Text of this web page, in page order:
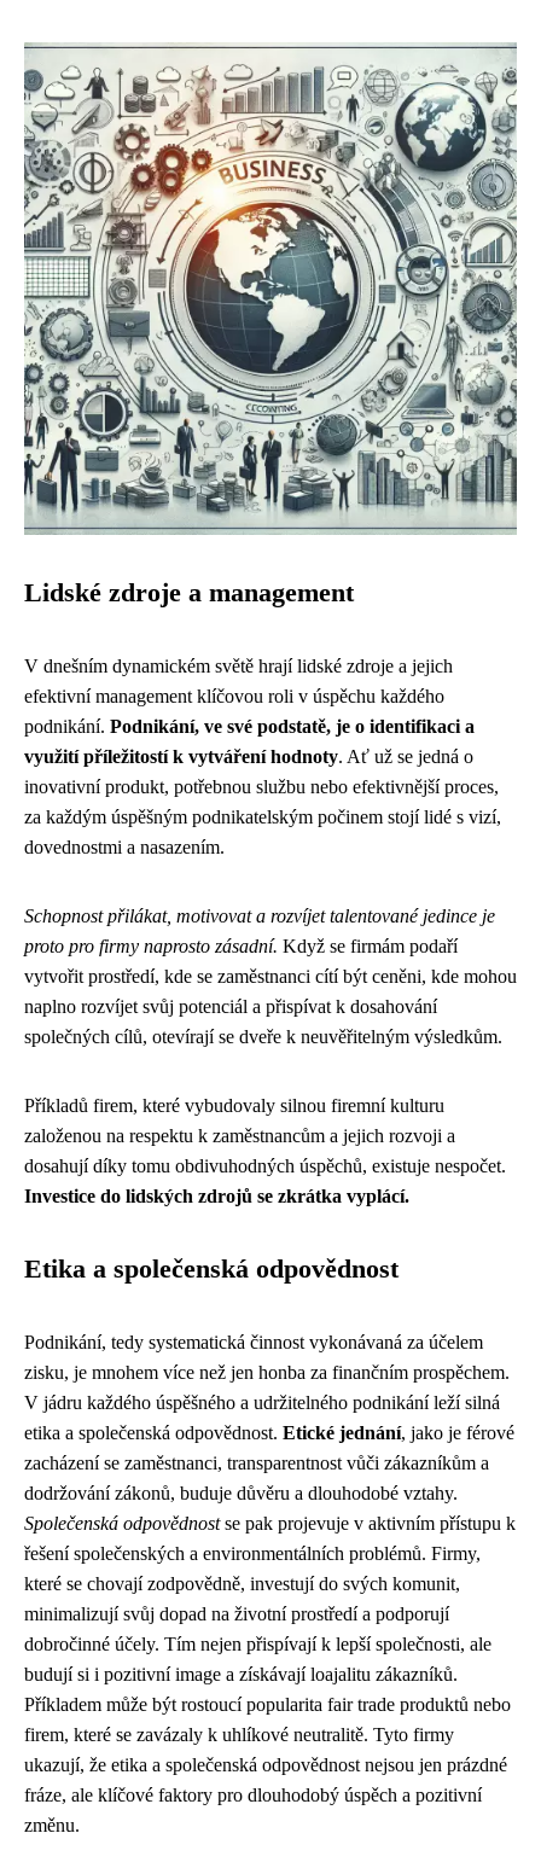
Lidské zdroje a management
V dnešním dynamickém světě hrají lidské zdroje a jejich
efektivní management klíčovou roli v úspěchu každého
podnikání. Podnikání, ve své podstatě, je o identifikaci a
využití příležitostí k vytváření hodnoty. Ať už se jedná o
inovativní produkt, potřebnou službu nebo efektivnější proces,
za každým úspěšným podnikatelským počinem stojí lidé s vizí,
dovednostmi a nasazením.
Schopnost přilákat, motivovat a rozvíjet talentované jedince je
proto pro firmy naprosto zásadní. Když se firmám podaří
vytvořit prostředí, kde se zaměstnanci cítí být ceněni, kde mohou
naplno rozvíjet svůj potenciál a přispívat k dosahování
společných cílů, otevírají se dveře k neuvěřitelným výsledkům.
Příkladů firem, které vybudovaly silnou firemní kulturu
založenou na respektu k zaměstnancům a jejich rozvoji a
dosahují díky tomu obdivuhodných úspěchů, existuje nespočet.
Investice do lidských zdrojů se zkrátka vyplácí.
Etika a společenská odpovědnost
Podnikání, tedy systematická činnost vykonávaná za účelem
zisku, je mnohem více než jen honba za finančním prospěchem.
V jádru každého úspěšného a udržitelného podnikání leží silná
etika a společenská odpovědnost. Etické jednání, jako je férové
zacházení se zaměstnanci, transparentnost vůči zákazníkům a
dodržování zákonů, buduje důvěru a dlouhodobé vztahy.
Společenská odpovědnostse pak projevuje v aktivním přístupu k
řešení společenských a environmentálních problémů. Firmy,
které se chovají zodpovědně, investují do svých komunit,
minimalizují svůj dopad na životní prostředí a podporují
dobročinné účely. Tím nejen přispívají k lepší společnosti, ale
budují si i pozitivní image a získávají loajalitu zákazníků.
Příkladem může být rostoucí popularita fair trade produktů nebo
firem, které se zavázaly k uhlíkové neutralitě. Tyto firmy
ukazují, že etika a společenská odpovědnost nejsou jen prázdné
fráze, ale klíčové faktory pro dlouhodobý úspěch a pozitivní
změnu.